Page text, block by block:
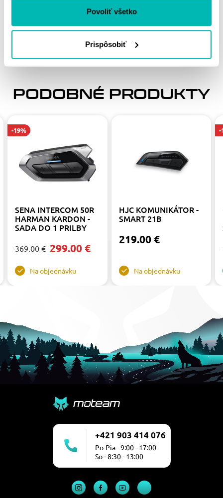
Povoliť všetko
Prispôsobiť
Dosah: do 400 metrov
Profily: HSP, HFP, A2DP, AVRCP
Audio:
Lítium polymérová batéria
Nabíjanie: 2.5 hodiny
CE, FCC, IC
MOHLO BY SA VÁM
PÁČIŤ
PODOBNÉ PRODUKTY
-19%
SENA INTERCOM 50R
HARMAN KARDON -
SADA DO 1 PRILBY
369.00 € 299.00 €
Na objednávku
HJC KOMUNIKÁTOR -
SMART 21B
219.00 €
Na objednávku
-
+421 903 414 076
Po-Pia - 9:00 - 17:00
So - 8:30 - 13:00